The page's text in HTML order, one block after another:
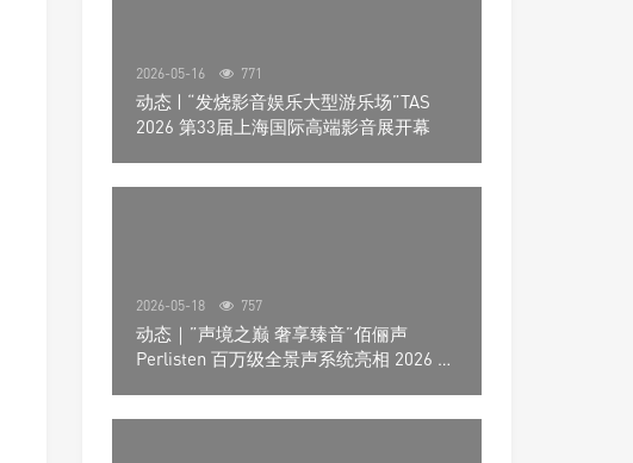
2026-05-16 771
动态 | “发烧影音娱乐大型游乐场”TAS
2026 第33届上海国际高端影音展开幕
2026-05-18 757
动态｜”声境之巅 奢享臻音”佰俪声
Perlisten 百万级全景声系统亮相 2026 北